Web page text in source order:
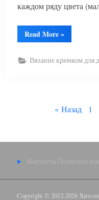
каждом ряду цвета
Read More“Красивое
платье
крючком”
»
Вязание крючком для
записейНазад 1
Контакты Политика
Copyright © 2012-2026